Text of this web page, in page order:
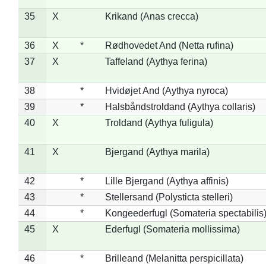
35 X Krikand (Anas crecca)
36 X *
Rødhovedet And (Netta rufina)
37
X Taffeland (Aythya ferina)
38 *
Hvidøjet And (Aythya nyroca)
39
*
Halsbåndstroldand (Aythya collaris)
40
X Troldand (Aythya fuligula)
41 X Bjergand (Aythya marila)
42 *
Lille Bjergand (Aythya affinis)
43
*
Stellersand (Polysticta stelleri)
44
*
Kongeederfugl (Somateria spectabilis)
45
X Ederfugl (Somateria mollissima)
46 *
Brilleand (Melanitta perspicillata)